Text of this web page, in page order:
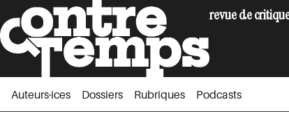
Auteurs·ices
revue de
Auteurs·ices Dossiers Rubriques Podcasts